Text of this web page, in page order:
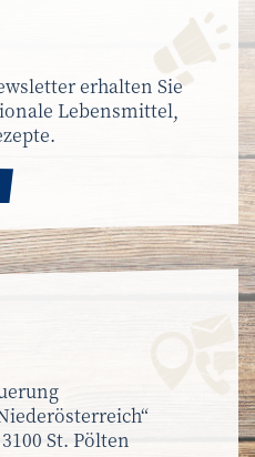
erhalten Sie
Lebensmittel,
St. Pölten